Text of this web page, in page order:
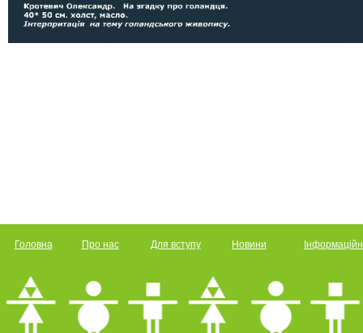
Головна Про нас Для вступу Новини